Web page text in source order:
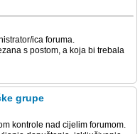
ica foruma.
s postom, a koja bi trebala
grupe
kontrole nad cijelim forumom.